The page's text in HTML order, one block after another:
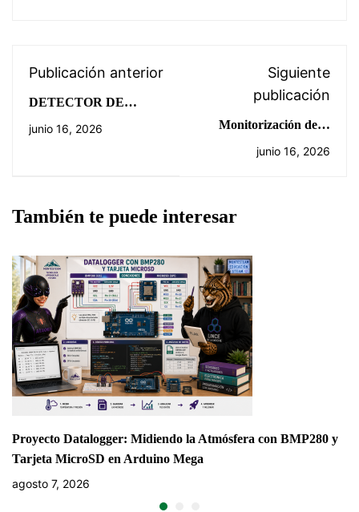
Publicación anterior
DETECTOR DE
HUMOS
junio 16, 2026
Siguiente
publicación
Monitorización de la
temperatura ambiental
junio 16, 2026
También te puede interesar
Proyecto Datalogger: Midiendo la Atmósfera con BMP280 y
Tarjeta MicroSD en Arduino Mega
agosto 7, 2026